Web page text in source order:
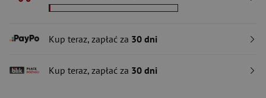
Kup teraz, zapłać za 30 dni
Kup teraz, zapłać za 30 dni